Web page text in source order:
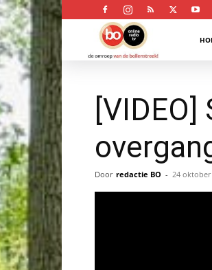
Door redactie BO - 24 oktober